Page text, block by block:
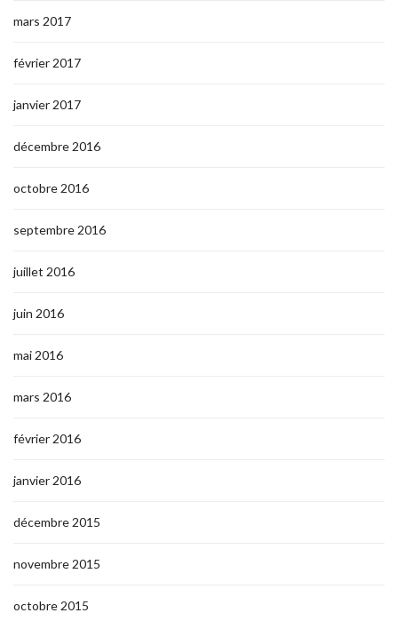
mars 2017
février 2017
janvier 2017
décembre 2016
octobre 2016
septembre 2016
juillet 2016
juin 2016
mai 2016
mars 2016
février 2016
janvier 2016
décembre 2015
novembre 2015
octobre 2015